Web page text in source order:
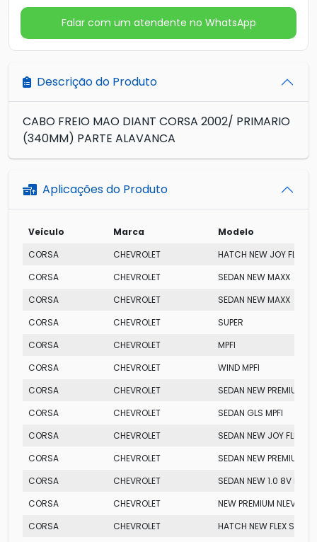
Falar com um atendente no WhatsApp
Descrição do Produto
CABO FREIO MAO DIANT CORSA 2002/ PRIMARIO
(340MM) PARTE ALAVANCA
Aplicações do Produto
Veículo Marca
Modelo
CORSA
CHEVROLET
HATCH NEW JOY FLEX
CORSA
CHEVROLET
SEDAN NEW MAXX
CORSA
CHEVROLET
SEDAN NEW MAXX
CORSA
CHEVROLET
SUPER
CORSA
CHEVROLET
MPFI
CORSA
CHEVROLET
WIND MPFI
CORSA
CHEVROLET
SEDAN NEW PREMIUM
CORSA
CHEVROLET
SEDAN GLS MPFI
CORSA
CHEVROLET
SEDAN NEW JOY FLEX
CORSA
CHEVROLET
SEDAN NEW PREMIUM
CORSA
CHEVROLET
SEDAN NEW 1.0 8V MPFI
CORSA
CHEVROLET
NEW PREMIUM NLEV
CORSA
CHEVROLET
HATCH NEW FLEX SUPER